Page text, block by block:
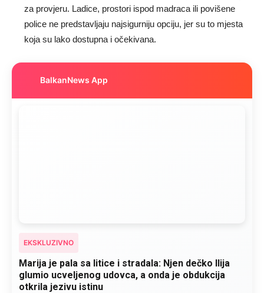
za provjeru. Ladice, prostori ispod madraca ili povišene
police ne predstavljaju najsigurniju opciju, jer su to mjesta
koja su lako dostupna i očekivana.
BalkanNews App
EKSKLUZIVNO
Marija je pala sa litice i stradala: Njen dečko Ilija
glumio ucveljenog udovca, a onda je obdukcija
otkrila jezivu istinu